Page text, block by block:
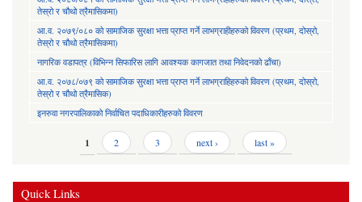
तेस्रो र चौथो त्रैमासिकमा)
आ.व. २०७९/०८० को सामाजिक सुरक्षा भत्ता प्राप्त गर्ने लाभग्राहीहरुको विवरण (प्रथम, दोस्रो,
तेस्रो र चौथो त्रैमासिकमा)
नागरिक वडापत्र (विभिन्न सिफारिस लागि आवश्यक कागजात तथा निवेदनको ढाँचा)
आ.व. २०७८/०७९ को सामाजिक सुरक्षा भत्ता प्राप्त गर्ने लाभग्राहिहरुको विवरण (प्रथम, दोस्रो,
तेस्रो र चौथो त्रैमासिक)
इनरुवा नगरपालिकाको निर्वाचित पदाधिकारीहरुको विवरण
1 2 3 next › last »
Quick Links